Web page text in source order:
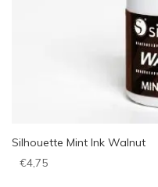
Silhouette Mint Ink Walnut
€4,75